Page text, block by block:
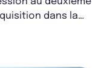
dans la